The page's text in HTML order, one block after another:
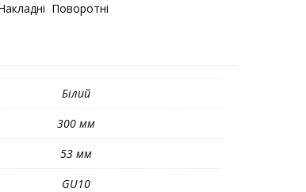
Поворотні
Білий
300 мм
53 мм
GU10